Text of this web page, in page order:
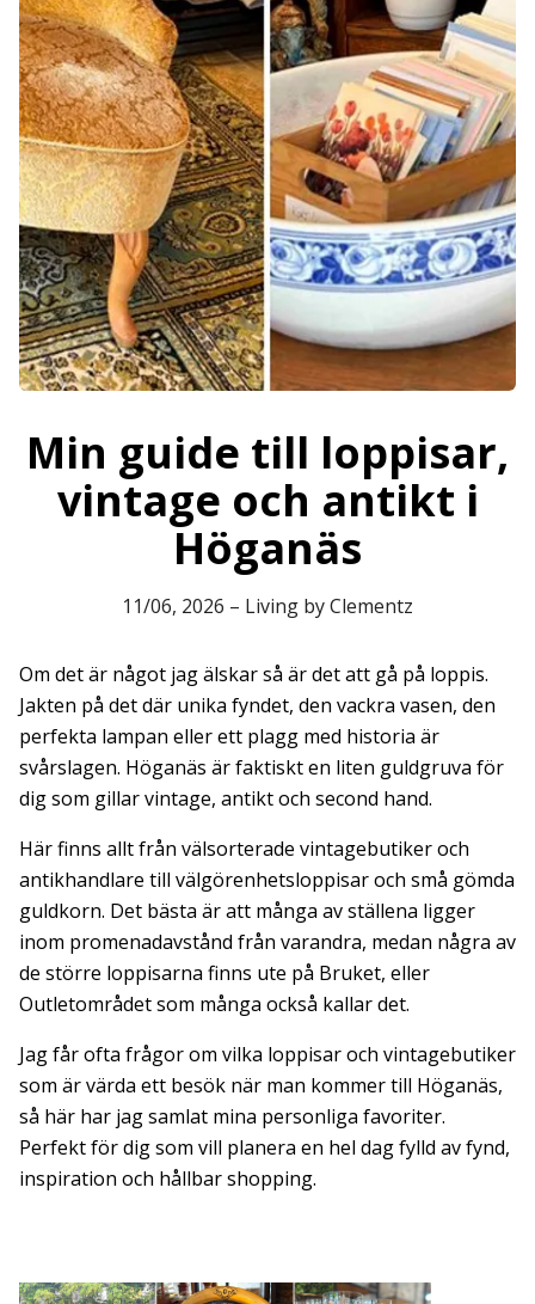
Min guide till loppisar,
vintage och antikt i
Höganäs
11/06, 2026 – Living by Clementz
Om det är något jag älskar så är det att gå på loppis.
Jakten på det där unika fyndet, den vackra vasen, den
perfekta lampan eller ett plagg med historia är
svårslagen. Höganäs är faktiskt en liten guldgruva för
dig som gillar vintage, antikt och second hand.
Här finns allt från välsorterade vintagebutiker och
antikhandlare till välgörenhetsloppisar och små gömda
guldkorn. Det bästa är att många av ställena ligger
inom promenadavstånd från varandra, medan några av
de större loppisarna finns ute på Bruket, eller
Outletområdet som många också kallar det.
Jag får ofta frågor om vilka loppisar och vintagebutiker
som är värda ett besök när man kommer till Höganäs,
så här har jag samlat mina personliga favoriter.
Perfekt för dig som vill planera en hel dag fylld av fynd,
inspiration och hållbar shopping.